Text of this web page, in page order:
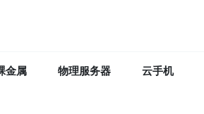
金属 物理服务器 云手机